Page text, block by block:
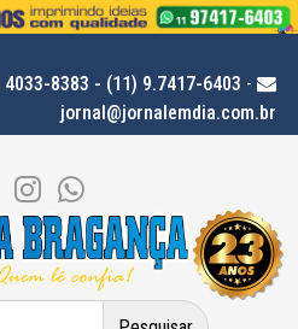
4033-8383 - (11) 9.7417-6403 -
jornal@jornalemdia.com.br